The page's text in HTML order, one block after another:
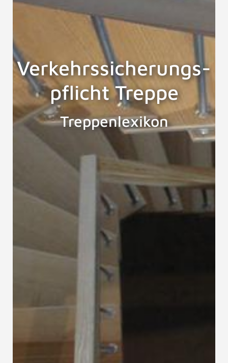
Verkehrssicherungs-
pflicht Treppe
Treppenlexikon